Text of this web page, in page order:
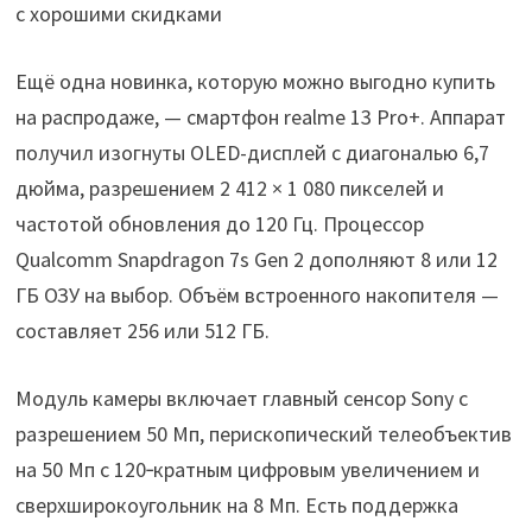
Ещё одна новинка, которую можно выгодно купить
на распродаже, — смартфон realme 13 Pro+. Аппарат
получил изогнуты OLED-дисплей с диагональю 6,7
дюйма, разрешением 2 412 × 1 080 пикселей и
частотой обновления до 120 Гц. Процессор
Qualcomm Snapdragon 7s Gen 2 дополняют 8 или 12
ГБ ОЗУ на выбор. Объём встроенного накопителя —
составляет 256 или 512 ГБ.
Модуль камеры включает главный сенсор Sony с
разрешением 50 Мп, перископический телеобъектив
на 50 Мп с 120‑кратным цифровым увеличением и
сверхширокоугольник на 8 Мп. Есть поддержка